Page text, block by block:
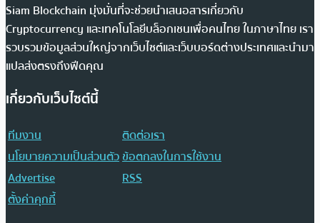
Siam Blockchain มุ่งมั่นที่จะช่วยนำเสนอสารเกี่ยวกับ
Cryptocurrency และเทคโนโลยีบล็อกเชนเพื่อคนไทย ในภาษาไทย เรา
รวบรวมข้อมูลส่วนใหญ่จากเว็บไซต์และเว็บบอร์ดต่างประเทศและนำมา
แปลส่งตรงถึงฟีดคุณ
เกี่ยวกับเว็บไซต์นี้
ทีมงาน
ติดต่อเรา
นโยบายความเป็นส่วนตัวข้อตกลงในการใช้งาน
Advertise
RSS
ตั้งค่าคุกกี้